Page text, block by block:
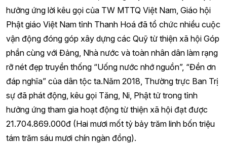
hưởng ứng lời kêu gọi của TW MTTQ Việt Nam, Giáo hội
Phật giáo Việt Nam tỉnh Thanh Hoá đã tổ chức nhiều cuộc
vận động đóng góp xây dựng các Quỹ từ thiện xã hội Góp
phần cùng với Đảng, Nhà nước và toàn nhân dân làm rạng
rỡ nét đẹp truyền thống “Uống nước nhớ nguồn”, “Đền ơn
đáp nghĩa” của dân tộc ta.Năm 2018, Thường trực Ban Trị
sự đã phát động, kêu gọi Tăng, Ni, Phật tử trong tỉnh
hưởng ứng tham gia hoạt động từ thiện xã hội đạt được
21.704.869.000đ (Hai mươi mốt tỷ bảy trăm linh bốn triệu
tám trăm sáu mươi chín ngàn đồng).